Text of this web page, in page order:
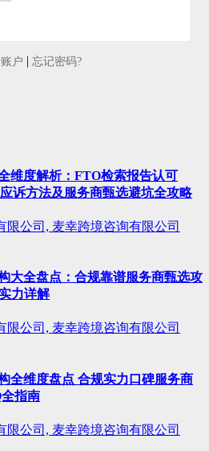
户 | 忘记密码?
维度解析：FTO检索报告认可
诉方法及服务商甄选避坑全攻略
限公司, 麦幸跨境咨询有限公司
大全盘点：合规靠谱服务商甄选攻
力详解
限公司, 麦幸跨境咨询有限公司
全维度盘点 合规实力口碑服务商
指南
限公司, 麦幸跨境咨询有限公司